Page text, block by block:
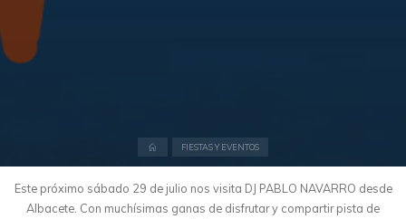
FIESTAS Y EVENTOS
Este próximo sábado 29 de julio nos visita DJ PABLO NAVARRO desde
Albacete. Con muchísimas ganas de disfrutar y compartir pista de